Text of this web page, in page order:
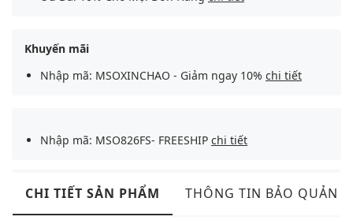
Khuyến mãi
Nhập mã: MSOXINCHAO - Giảm ngay 10% chi tiết
Nhập mã: MSO826FS- FREESHIP chi tiết
CHI TIẾT SẢN PHẨM THÔNG TIN BẢO QUẢN